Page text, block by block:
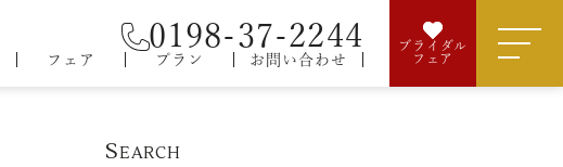
0198-37-2244
フェア プラン お問い合わせ
ブライダル
フェア
SEARCH